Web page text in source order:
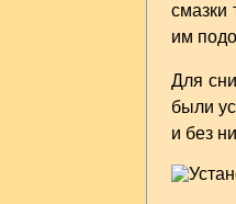
смазки
им
Для
были
и без